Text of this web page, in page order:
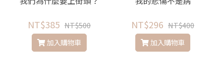
NT$385 NT$500
加入購物車
NT$296 NT$400
加入購物車